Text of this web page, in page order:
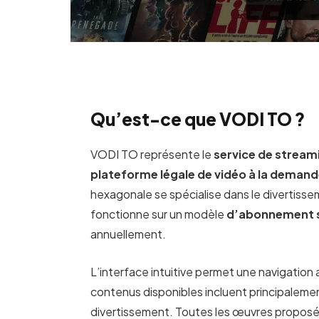
Qu’est-ce que VODI TO ?
VODI TO représente leservice de
plateforme légale de vidéo à la
hexagonale se spécialise dans le
fonctionne sur un modèle d’abonnement
annuellement.
L’interface intuitive permet une
contenus disponibles incluent
divertissement. Toutes les œuvres